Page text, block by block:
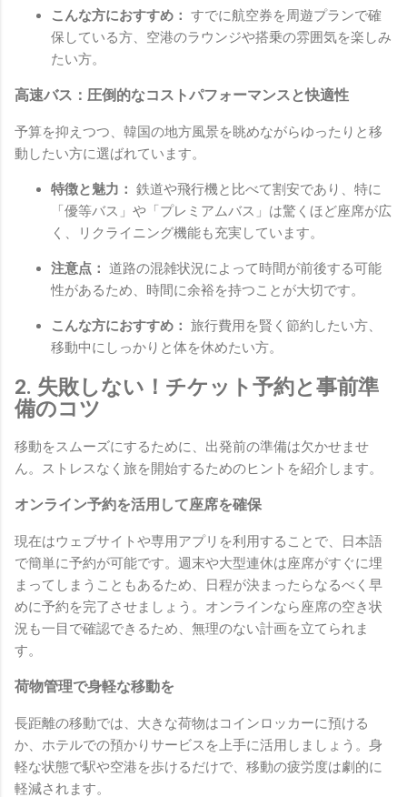
こんな方におすすめ： すでに航空券を周遊プランで確
保している方、空港のラウンジや搭乗の雰囲気を楽しみ
たい方。
高速バス：圧倒的なコストパフォーマンスと快適性
予算を抑えつつ、韓国の地方風景を眺めながらゆったりと移
動したい方に選ばれています。
特徴と魅力： 鉄道や飛行機と比べて割安であり、特に
「優等バス」や「プレミアムバス」は驚くほど座席が広
く、リクライニング機能も充実しています。
注意点： 道路の混雑状況によって時間が前後する可能
性があるため、時間に余裕を持つことが大切です。
こんな方におすすめ： 旅行費用を賢く節約したい方、
移動中にしっかりと体を休めたい方。
2. 失敗しない！チケット予約と事前準
備のコツ
移動をスムーズにするために、出発前の準備は欠かせませ
ん。ストレスなく旅を開始するためのヒントを紹介します。
オンライン予約を活用して座席を確保
現在はウェブサイトや専用アプリを利用することで、日本語
で簡単に予約が可能です。週末や大型連休は座席がすぐに埋
まってしまうこともあるため、日程が決まったらなるべく早
めに予約を完了させましょう。オンラインなら座席の空き状
況も一目で確認できるため、無理のない計画を立てられま
す。
荷物管理で身軽な移動を
長距離の移動では、大きな荷物はコインロッカーに預ける
か、ホテルでの預かりサービスを上手に活用しましょう。身
軽な状態で駅や空港を歩けるだけで、移動の疲労度は劇的に
軽減されます。